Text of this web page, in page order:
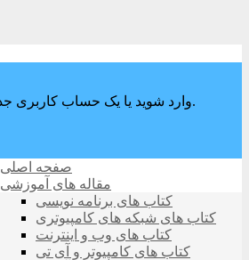
وارد شوید یا یک حساب کاربری جدید ایجاد کنید.
صفحه اصلی
مقاله های آموزشی
کتاب های برنامه نویسی
کتاب های شبکه های کامپیوتری
کتاب های وب و اینترنت
کتاب های کامپیوتر و آی تی